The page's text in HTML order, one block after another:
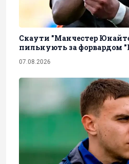
Скаути "Манчестер
пильнують за форвардом
07.08.2026